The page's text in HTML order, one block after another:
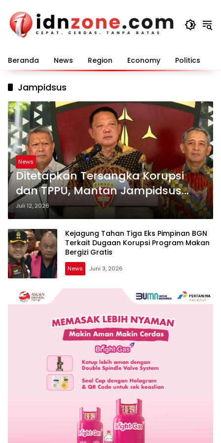
konten
Beranda News Region Economy Politics
Jampidsus
News
Ditetapkan Tersangka Korupsi
dan TPPU, Mantan Jampidsus
Febrie Adriansyah Belum Ditahan
Juli 12, 2026
Kejagung Tahan Tiga Eks Pimpinan BGN
Terkait Dugaan Korupsi Program Makan
Bergizi Gratis
News Juni 3, 2026